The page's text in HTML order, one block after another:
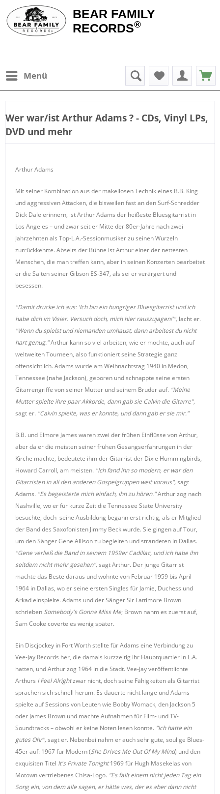
BEAR FAMILY
RECORDS®
Menü
Wer war/istArthur Adams? - CDs, Vinyl LPs,
DVD und mehr
Arthur Adams
Mit seiner Kombination aus der makellosen Technik eines B.B. King
und aggressiven Attacken, die bisweilen fast an den Surf-Schredder
Dick Dale erinnern, ist Arthur Adams der heißeste Bluesgitarrist in
Los Angeles – und zwar seit er Mitte der 80er-Jahre nach zwei
Jahrzehnten als Top-L.A.-Sessionmusiker zu seinen Wurzeln
zurrückkehrte. Abseits der Bühne ist Arthur einer der nettesten
Menschen, die man treffen kann, aber in seinen Konzerten bearbeitet
er die Saiten seiner Gibson ES-347, als sei er verärgert und
besessen.
"Damit drücke ich aus: 'Ich bin ein hungriger Bluesgitarrist und ich
habe dich im Visier. Versuch doch, mich hier rauszujagen!'", lacht er.
"Wenn du spielst und niemanden umhaust, dann arbeitest du nicht
hart genug."Arthur kann so viel arbeiten, wie er möchte, auch auf
weltweiten Tourneen, also funktioniert seine Strategie ganz
offensichtlich. Adams wurde am Weihnachtstag 1940 in Medon,
Tennessee (nahe Jackson), geboren und schnappte seine ersten
Gitarrengriffe von seiner Mutter und seinem Bruder auf. "Meine
Mutter spielte ihre paar Akkorde, dann gab sie Calvin die Gitarre",
sagt er. "Calvin spielte, was er konnte, und dann gab er sie mir."
B.B. und Elmore James waren zwei der frühen Einflüsse von Arthur,
aber da er die meisten seiner frühen Gesangserfahrungen in der
Kirche machte, bedeutete ihm der Gitarrist der Dixie Hummingbirds,
Howard Carroll, am meisten. "Ich fand ihn so modern, er war den
Gitarristen in all den anderen Gospelgruppen weit voraus", sagt
Adams. "Es begeisterte mich einfach, ihn zu hören."Arthur zog nach
Nashville, wo er für kurze Zeit die Tennessee State University
besuchte, doch seine Ausbildung begann erst richtig, als er Mitglied
der Band des Saxofonisten Jimmy Beck wurde. Sie gingen auf Tour,
um den Sänger Gene Allison zu begleiten und strandeten in Dallas.
"Gene verließ die Band in seinem 1959er Cadillac, und ich habe ihn
seitdem nicht mehr gesehen", sagt Arthur. Der junge Gitarrist
machte das Beste daraus und wohnte von Februar 1959 bis April
1964 in Dallas, wo er seine ersten Singles für Jamie, Duchess und
Arkad einspielte. Adams und der Sänger Sir Lattimore Brown
schrieben Somebody's Gonna Miss Me; Brown nahm es zuerst auf,
Sam Cooke coverte es wenig später.
Ein Discjockey in Fort Worth stellte für Adams eine Verbindung zu
Vee-Jay Records her, die damals kurzzeitig ihr Hauptquartier in L.A.
hatten, und Arthur zog 1964 in die Stadt. Vee-Jay veröffentlichte
Arthurs I Feel Alrightzwar nicht, doch seine Fähigkeiten als Gitarrist
sprachen sich schnell herum. Es dauerte nicht lange und Adams
spielte auf Sessions von Leuten wie Bobby Womack, den Jackson 5
oder James Brown und machte Aufnahmen für Film- und TV-
Soundtracks – obwohl er keine Noten lesen konnte. "Ich hatte ein
gutes Ohr", sagt er. Nebenbei nahm er auch sehr gute, soulige Blues-
45er auf: 1967 für Modern (She Drives Me Out Of My Mind) und den
exquisiten Titel It's Private Tonight1969 für Hugh Masekelas von
Motown vertriebenes Chisa-Logo. "Es fällt einem nicht jeden Tag ein
Song ein, von dem alle sagen, er hätte was, der es aber dann nicht